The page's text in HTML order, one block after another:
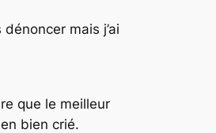
mais j’ai
que le meilleur
bien crié.